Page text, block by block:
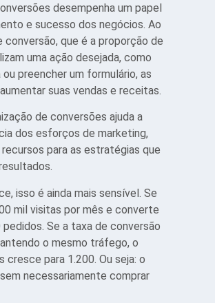
desempenha um papel
e sucesso dos negócios. Ao
conversão, que é a proporção de
uma ação desejada, como
preencher um formulário, as
suas vendas e receitas.
de conversões ajuda a
dos esforços de marketing,
para as estratégias que
isso é ainda mais sensível. Se
mil visitas por mês e converte
pedidos. Se a taxa de conversão
o mesmo tráfego, o
cresce para 1.200. Ou seja: o
necessariamente comprar